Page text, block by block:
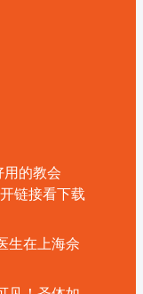
用的教会
链接看下载
生在上海佘